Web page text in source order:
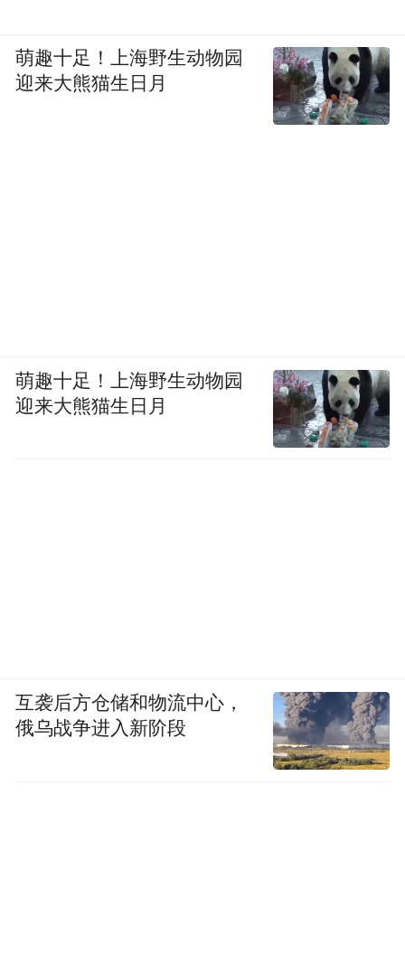
萌趣十足！上海野生动物园
迎来大熊猫生日月
萌趣十足！上海野生动物园
迎来大熊猫生日月
互袭后方仓储和物流中心，
俄乌战争进入新阶段